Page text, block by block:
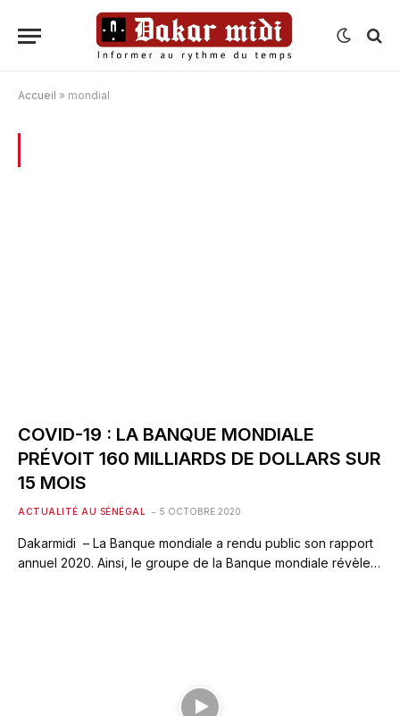
Accueil » mondial
COVID-19 : LA BANQUE MONDIALE
PRÉVOIT 160 MILLIARDS DE DOLLARS SUR
15 MOIS
ACTUALITÉ AU SÉNÉGAL 5 OCTOBRE 2020
Dakarmidi – La Banque mondiale a rendu public son rapport
annuel 2020. Ainsi, le groupe de la Banque mondiale révèle…